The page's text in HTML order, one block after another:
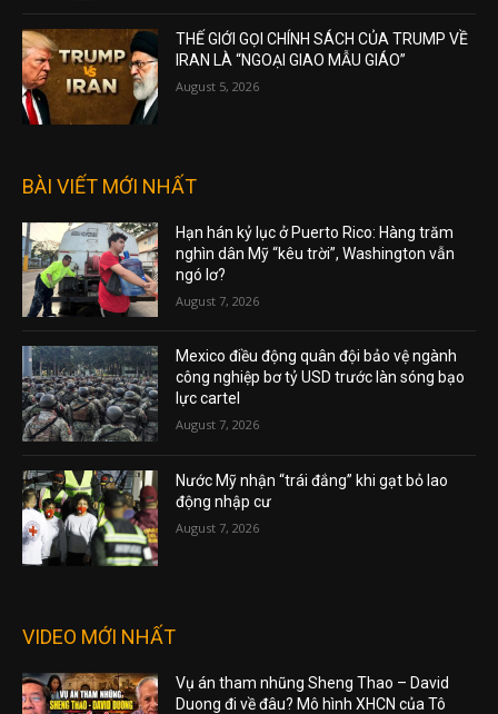
THẾ GIỚI GỌI CHÍNH SÁCH CỦA TRUMP VỀ
IRAN LÀ “NGOẠI GIAO MẪU GIÁO”
August 5, 2026
BÀI VIẾT MỚI NHẤT
Hạn hán kỷ lục ở Puerto Rico: Hàng trăm
nghìn dân Mỹ “kêu trời”, Washington vẫn
ngó lơ?
August 7, 2026
Mexico điều động quân đội bảo vệ ngành
công nghiệp bơ tỷ USD trước làn sóng bạo
lực cartel
August 7, 2026
Nước Mỹ nhận “trái đắng” khi gạt bỏ lao
động nhập cư
August 7, 2026
VIDEO MỚI NHẤT
Vụ án tham nhũng Sheng Thao – David
Duong đi về đâu? Mô hình XHCN của Tô